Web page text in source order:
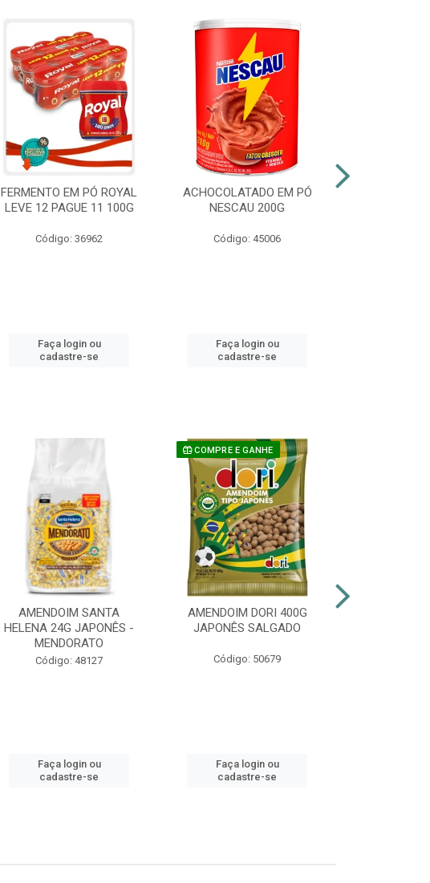
FERMENTO EM PÓ ROYAL
LEVE 12 PAGUE 11 100G
Código: 36962
Faça login ou
cadastre-se
ACHOCOLATADO EM PÓ
NESCAU 200G
Código: 45006
Faça login ou
cadastre-se
AMENDOIM SANTA
HELENA 24G JAPONÊS -
MENDORATO
Código: 48127
Faça login ou
cadastre-se
COMPRE E GANHE
AMENDOIM DORI 400G
JAPONÊS SALGADO
Código: 50679
Faça login ou
cadastre-se